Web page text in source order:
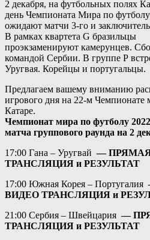
2 декабря, на футбольных полях
день Чемпионата Мира по
ожидают матчи 3-го и
В рамках квартета G бразильцы
проэкзаменируют камерунцев.
командой Сербии. В группе Р
Уругвая. Корейцы и португальцы.
Предлагаем вашему вниманию
игрового дня на 22-м
Катаре.
Чемпионат мира по футболу
матча группового раунда на 2
17:00 Гана – Уругвай—
ТРАНСЛЯЦИЯ и РЕЗУЛЬТАТ
17:00 Южная Корея – Португалия
ВИДЕО ТРАНСЛЯЦИЯ и
21:00 Сербия – Швейцария—
ТРАНСЛЯЦИЯ и РЕЗУЛЬТАТ